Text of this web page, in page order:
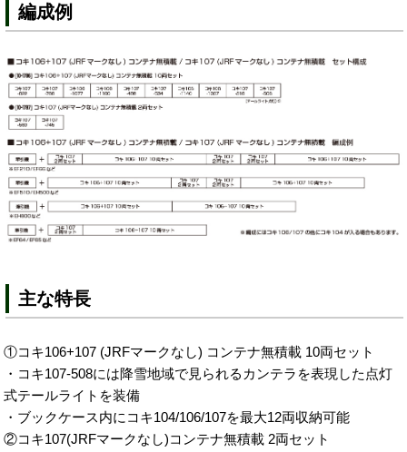
編成例
主な特長
①コキ106+107 (JRFマークなし) コンテナ無積載 10両セット
・コキ107-508には降雪地域で見られるカンテラを表現した点灯
式テールライトを装備
・ブックケース内にコキ104/106/107を最大12両収納可能
②コキ107(JRFマークなし)コンテナ無積載 2両セット